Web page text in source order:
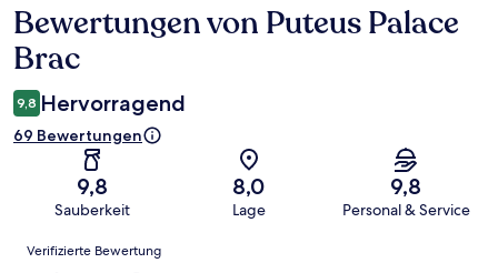
Bewertungen
Bewertungen von Puteus Palace
Brac
9,8 Hervorragend
69 Bewertungen
9,8
Sauberkeit
8,0
Lage
9,8
Personal & Service
Bewertungen
Verifizierte Bewertung